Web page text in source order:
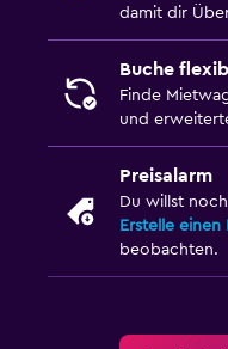
damit dir
Buche
Finde
und
Preisalarm
Du willst
Erstelle einen
beobachten.